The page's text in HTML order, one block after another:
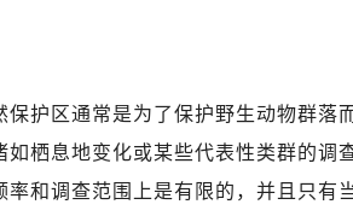
保护区通常是为了保护野生动物群落
如栖息地变化或某些代表性类群的调
率和调查范围上是有限的，并且只有